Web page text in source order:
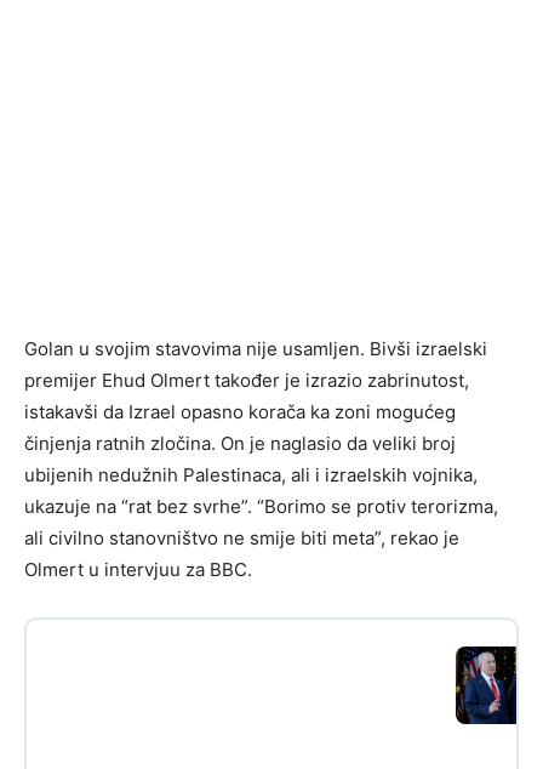
Golan u svojim stavovima nije usamljen. Bivši izraelski
premijer Ehud Olmert također je izrazio zabrinutost,
istakavši da Izrael opasno korača ka zoni mogućeg
činjenja ratnih zločina. On je naglasio da veliki broj
ubijenih nedužnih Palestinaca, ali i izraelskih vojnika,
ukazuje na “rat bez svrhe”. “Borimo se protiv terorizma,
ali civilno stanovništvo ne smije biti meta”, rekao je
Olmert u intervjuu za BBC.